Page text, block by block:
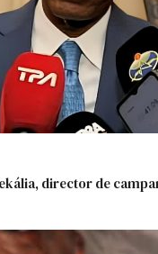
director de